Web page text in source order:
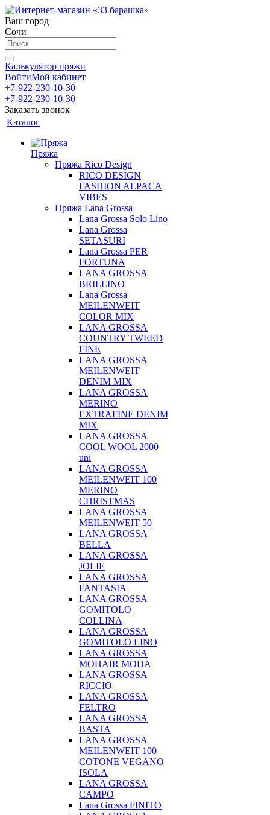
Ваш город
Сочи
Калькулятор пряжи
ВойтиМой кабинет
+7-922-230-10-30
+7-922-230-10-30
Заказать звонок
Каталог
Пряжа
Пряжа Rico Design
RICO DESIGN
FASHION ALPACA
VIBES
Пряжа Lana Grossa
Lana Grossa Solo Lino
Lana Grossa
SETASURI
Lana Grossa PER
FORTUNA
LANA GROSSA
BRILLINO
Lana Grossa
MEILENWEIT
COLOR MIX
LANA GROSSA
COUNTRY TWEED
FINE
LANA GROSSA
MEILENWEIT
DENIM MIX
LANA GROSSA
MERINO
EXTRAFINE DENIM
MIX
LANA GROSSA
COOL WOOL 2000
uni
LANA GROSSA
MEILENWEIT 100
MERINO
CHRISTMAS
LANA GROSSA
MEILENWEIT 50
LANA GROSSA
BELLA
LANA GROSSA
JOLIE
LANA GROSSA
FANTASIA
LANA GROSSA
GOMITOLO
COLLINA
LANA GROSSA
GOMITOLO LINO
LANA GROSSA
MOHAIR MODA
LANA GROSSA
RICCIO
LANA GROSSA
FELTRO
LANA GROSSA
BASTA
LANA GROSSA
MEILENWEIT 100
COTONE VEGANO
ISOLA
LANA GROSSA
CAMPO
Lana Grossa FINITO